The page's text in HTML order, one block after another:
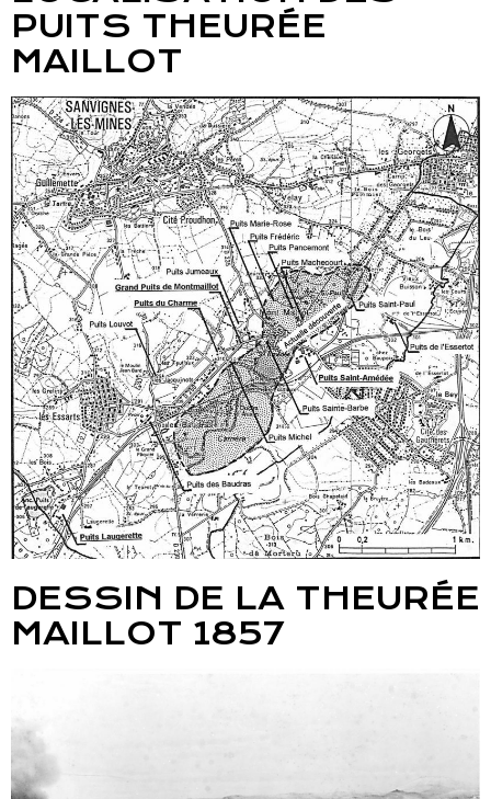
PUITS THEURÉE
MAILLOT
DESSIN DE LA THEURÉE
MAILLOT 1857